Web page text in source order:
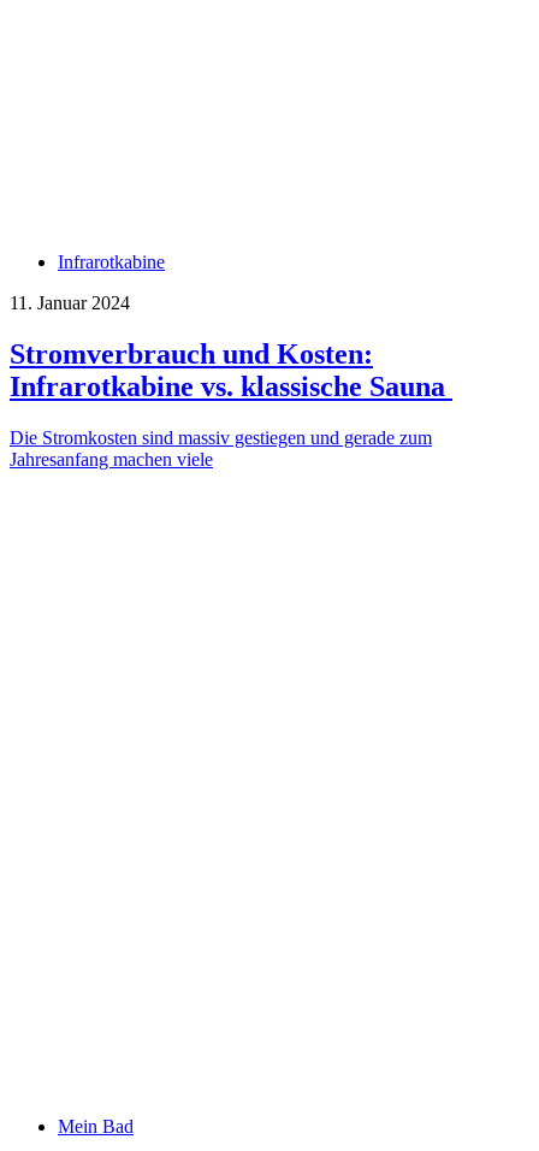
Infrarotkabine
11. Januar 2024
Stromverbrauch und Kosten:
Infrarotkabine vs. klassische Sauna
Die Stromkosten sind massiv gestiegen und gerade zum
Jahresanfang machen viele
Mein Bad